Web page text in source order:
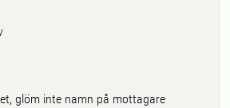
glöm inte namn på mottagare